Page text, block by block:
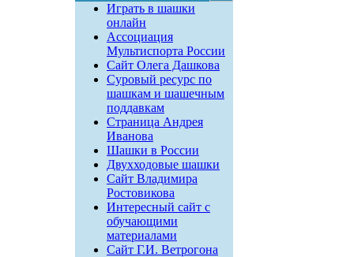
Играть в шашки
онлайн
Ассоциация
Мультиспорта России
Сайт Олега Дашкова
Суровый ресурс по
шашкам и шашечным
поддавкам
Страница Андрея
Иванова
Шашки в России
Двухходовые шашки
Сайт Владимира
Ростовикова
Интересный сайт с
обучающими
материалами
Сайт Г.И. Ветрогона